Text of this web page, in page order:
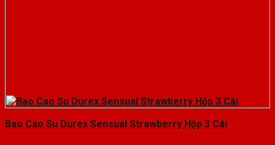
Bao Cao Su Durex Sensual Strawberry Hộp 3 Cái